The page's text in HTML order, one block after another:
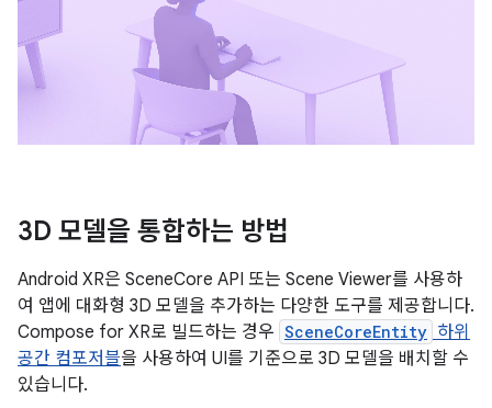
3D 모델을 통합하는 방법
Android XR은 SceneCore API 또는 Scene Viewer를 사용하
여 앱에 대화형 3D 모델을 추가하는 다양한 도구를 제공합니다.
Compose for XR로 빌드하는 경우 SceneCoreEntity 하위
공간 컴포저블을 사용하여 UI를 기준으로 3D 모델을 배치할 수
있습니다.